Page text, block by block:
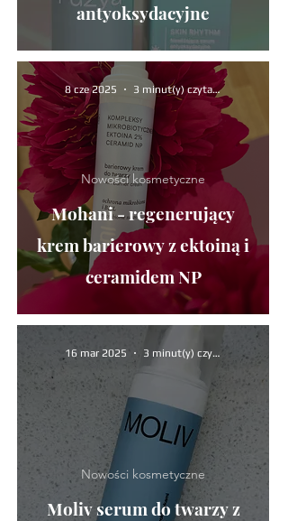
antyoksydacyjne
Mohani - regenerujący
krem barierowy z ektoiną i
ceramidem NP
Nowości kosmetyczne
8 cze 2025 3 minut(y) czytania
Moliv serum do twarzy z
Nowości kosmetyczne
16 mar 2025 3 minut(y) czytania